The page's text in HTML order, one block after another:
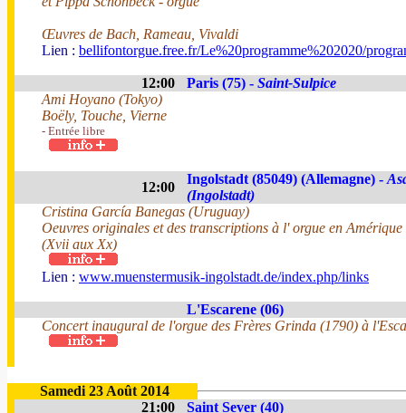
Œuvres de Bach, Rameau, Vivaldi
Lien : bellifontorgue.free.fr/Le%20programme%202020/
12:00 Paris (75) - Saint-Sulpice
Ami Hoyano (Tokyo)
Boëly, Touche, Vierne
- Entrée libre
12:00
Ingolstadt (85049) (Allemagne) -
(Ingolstadt)
Cristina García Banegas (Uruguay)
Oeuvres originales et des transcriptions à l' orgue en
(Xvii aux Xx)
Lien : www.muenstermusik-ingolstadt.de/index.php/links
L'Escarene (06)
Concert inaugural de l'orgue des Frères Grinda (1790) à
Samedi 23 Août 2014
21:00
Saint Sever (40)